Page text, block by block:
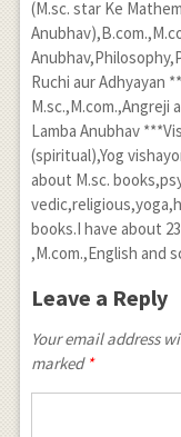
(M.sc. star Ke
Ruchi aur Adhyayan
M.sc.,M.com.,Angreji
Lamba Anubhav
(spiritual),Yog
about M.sc.
books.I have about
,M.com.,English and
Leave a Reply
Your email address
marked *